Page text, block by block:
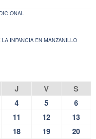
INFANCIA EN MANZANILLO
J V
S
4 5 6
11 12
13
18 19
20